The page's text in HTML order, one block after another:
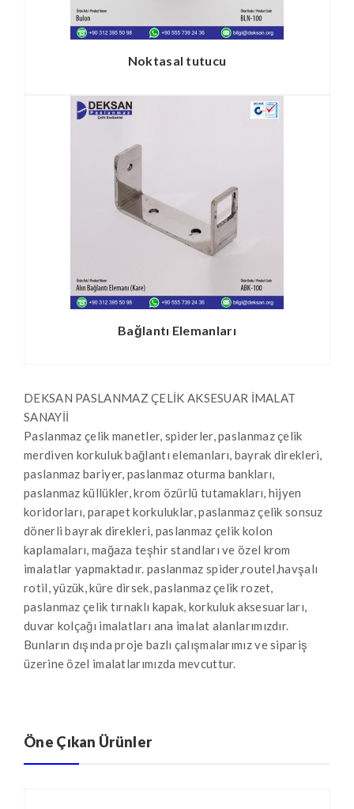
Noktasal tutucu
Bağlantı Elemanları
DEKSAN PASLANMAZ ÇELİK AKSESUAR İMALAT
SANAYİİ
Paslanmaz çelik manetler, spiderler, paslanmaz çelik
merdiven korkuluk bağlantı elemanları, bayrak direkleri,
paslanmaz bariyer, paslanmaz oturma bankları,
paslanmaz küllükler, krom özürlü tutamakları, hijyen
koridorları, parapet korkuluklar, paslanmaz çelik sonsuz
dönerli bayrak direkleri, paslanmaz çelik kolon
kaplamaları, mağaza teşhir standları ve özel krom
imalatlar yapmaktadır. paslanmaz spider,routel,havşalı
rotil, yüzük, küre dirsek, paslanmaz çelik rozet,
paslanmaz çelik tırnaklı kapak, korkuluk aksesuarları,
duvar kolçağı imalatları ana imalat alanlarımızdır.
Bunların dışında proje bazlı çalışmalarımız ve sipariş
üzerine özel imalatlarımızda mevcuttur.
Öne Çıkan Ürünler